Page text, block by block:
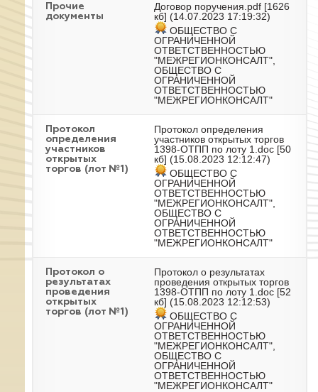
Прочие
документы
Договор поручения.pdf [1626
кб] (14.07.2023 17:19:32)
ОБЩЕСТВО С
ОГРАНИЧЕННОЙ
ОТВЕТСТВЕННОСТЬЮ
"МЕЖРЕГИОНКОНСАЛТ",
ОБЩЕСТВО С
ОГРАНИЧЕННОЙ
ОТВЕТСТВЕННОСТЬЮ
"МЕЖРЕГИОНКОНСАЛТ"
Протокол
определения
участников
открытых
торгов (лот №1)
Протокол определения
участников открытых торгов
1398-ОТПП по лоту 1.doc [50
кб] (15.08.2023 12:12:47)
ОБЩЕСТВО С
ОГРАНИЧЕННОЙ
ОТВЕТСТВЕННОСТЬЮ
"МЕЖРЕГИОНКОНСАЛТ",
ОБЩЕСТВО С
ОГРАНИЧЕННОЙ
ОТВЕТСТВЕННОСТЬЮ
"МЕЖРЕГИОНКОНСАЛТ"
Протокол о
результатах
проведения
открытых
торгов (лот №1)
Протокол о результатах
проведения открытых торгов
1398-ОТПП по лоту 1.doc [52
кб] (15.08.2023 12:12:53)
ОБЩЕСТВО С
ОГРАНИЧЕННОЙ
ОТВЕТСТВЕННОСТЬЮ
"МЕЖРЕГИОНКОНСАЛТ",
ОБЩЕСТВО С
ОГРАНИЧЕННОЙ
ОТВЕТСТВЕННОСТЬЮ
"МЕЖРЕГИОНКОНСАЛТ"